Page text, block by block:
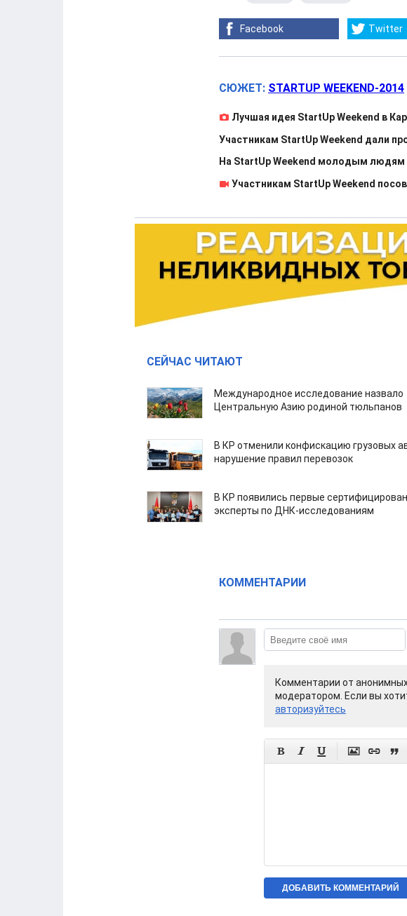
Facebook Twitter
СЮЖЕТ: STARTUP WEEKEND-2014
Лучшая идея StartUp Weekend в
Участникам StartUp Weekend дали
На StartUp Weekend молодым людям
Участникам StartUp Weekend
СЕЙЧАС ЧИТАЮТ
Международное исследование назвало
Центральную Азию родиной тюльпанов
В КР отменили конфискацию грузовых
нарушение правил перевозок
В КР появились первые
эксперты по ДНК-исследованиям
КОММЕНТАРИИ
Комментарии от
модератором. Если вы
авторизуйтесь
     